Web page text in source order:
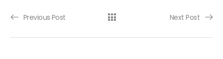
Previous Post Next Post